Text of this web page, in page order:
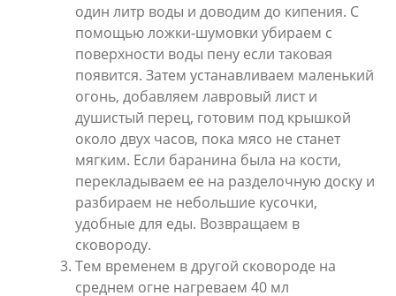
один литр воды и доводим до кипения. С
помощью ложки-шумовки убираем с
поверхности воды пену если таковая
появится. Затем устанавливаем маленький
огонь, добавляем лавровый лист и
душистый перец, готовим под крышкой
около двух часов, пока мясо не станет
мягким. Если баранина была на кости,
перекладываем ее на разделочную доску и
разбираем не небольшие кусочки,
удобные для еды. Возвращаем в
сковороду.
Тем временем в другой сковороде на
среднем огне нагреваем 40 мл